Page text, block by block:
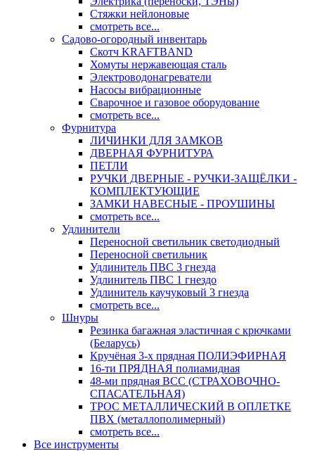
Стяжки нейлоновые
смотреть все...
Садово-огородный инвентарь
Скотч KRAFTBAND
Хомуты нержавеющая сталь
Электроводонагреватели
Насосы вибрационные
Сварочное и газовое оборудование
смотреть все...
Фурнитура
ЛИЧИНКИ ДЛЯ ЗАМКОВ
ДВЕРНАЯ ФУРНИТУРА
ПЕТЛИ
РУЧКИ ДВЕРНЫЕ - РУЧКИ-ЗАЩЁЛКИ -
КОМПЛЕКТУЮЩИЕ
ЗАМКИ НАВЕСНЫЕ - ПРОУШИНЫ
смотреть все...
Удлинители
Переносной светильник светодиодный
Переносной светильник
Удлинитель ПВС 3 гнезда
Удлинитель ПВС 1 гнездо
Удлинитель каучуковый 3 гнезда
смотреть все...
Шнуры
Резинка багажная эластичная с крючками
(Беларусь)
Кручёная 3-х прядная ПОЛИЭФИРНАЯ
16-ти ПРЯДНАЯ полиамидная
48-ми прядная ВСС (СТРАХОВОЧНО-
СПАСАТЕЛЬНАЯ)
ТРОС МЕТАЛЛИЧЕСКИЙ В ОПЛЕТКЕ
ПВХ (металлополимерный)
смотреть все...
Все инструменты